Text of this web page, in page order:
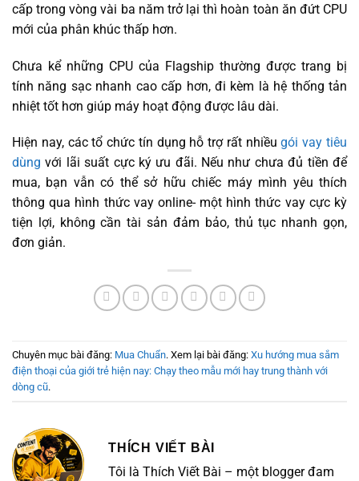
cấp trong vòng vài ba năm trở lại thì hoàn toàn ăn đứt CPU
mới của phân khúc thấp hơn.
Chưa kể những CPU của Flagship thường được trang bị
tính năng sạc nhanh cao cấp hơn, đi kèm là hệ thống tản
nhiệt tốt hơn giúp máy hoạt động được lâu dài.
Hiện nay, các tổ chức tín dụng hỗ trợ rất nhiềugói vay tiêu
dùng với lãi suất cực ký ưu đãi. Nếu như chưa đủ tiền để
mua, bạn vẫn có thể sở hữu chiếc máy mình yêu thích
thông qua hình thức vay online- một hình thức vay cực kỳ
tiện lợi, không cần tài sản đảm bảo, thủ tục nhanh gọn,
đơn giản.
Chuyên mục bài đăng: Mua Chuẩn. Xem lại bài đăng: Xu hướng mua sắm
điện thoại của giới trẻ hiện nay: Chạy theo mẫu mới hay trung thành với
dòng cũ.
THÍCH VIẾT BÀI
Tôi là Thích Viết Bài – một blogger đam